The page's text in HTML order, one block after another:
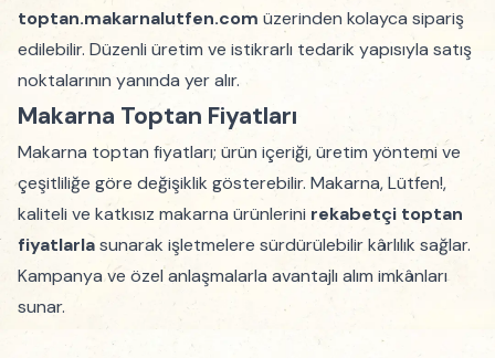
toptan.makarnalutfen.com üzerinden kolayca sipariş
edilebilir. Düzenli üretim ve istikrarlı tedarik yapısıyla satış
noktalarının yanında yer alır.
Makarna Toptan Fiyatları
Makarna toptan fiyatları; ürün içeriği, üretim yöntemi ve
çeşitliliğe göre değişiklik gösterebilir. Makarna, Lütfen!,
kaliteli ve katkısız makarna ürünlerini rekabetçi toptan
fiyatlarlasunarak işletmelere sürdürülebilir kârlılık sağlar.
Kampanya ve özel anlaşmalarla avantajlı alım imkânları
sunar.